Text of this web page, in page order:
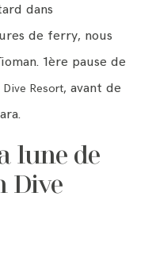
dans
de ferry, nous
1ère pause de
Resort, avant de
lune de
Dive